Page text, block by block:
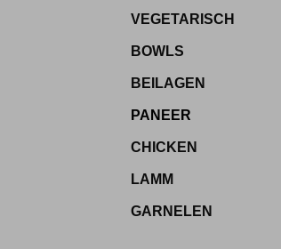
VEGETARISCH
BOWLS
BEILAGEN
PANEER
CHICKEN
LAMM
GARNELEN